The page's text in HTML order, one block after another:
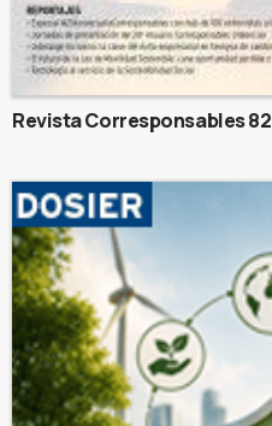
Revista Corresponsables 82